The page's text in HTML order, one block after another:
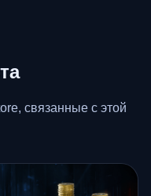
связанные с этой